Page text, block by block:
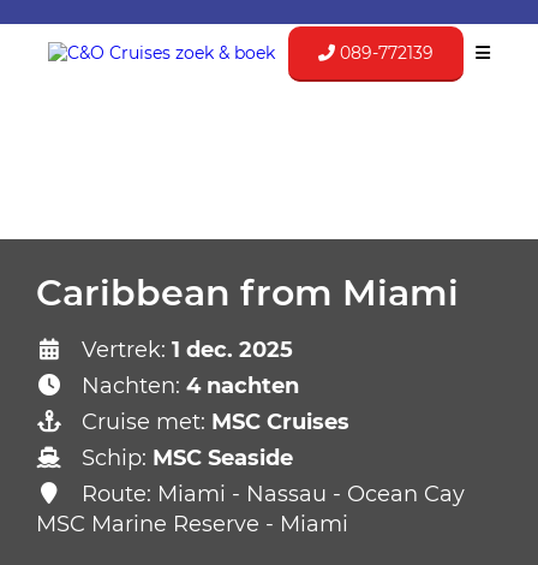
089-772139
Caribbean from Miami
Vertrek: 1 dec. 2025
Nachten: 4 nachten
Cruise met: MSC Cruises
Schip: MSC Seaside
Route: Miami - Nassau - Ocean Cay
MSC Marine Reserve - Miami